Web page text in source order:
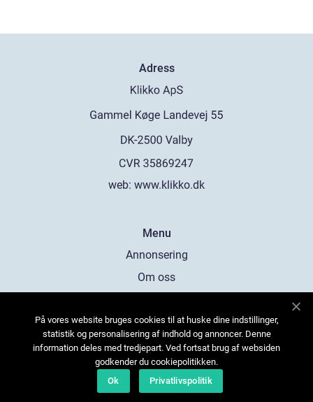
Adress
web: www.klikko.dk
Menu
Annonsering
Om oss
Kontakta oss
Sitemap
På vores website bruges cookies til at huske dine indstillinger,
statistik og personalisering af indhold og annoncer. Denne
information deles med tredjepart. Ved fortsat brug af websiden
godkender du cookiepolitikken.
Ok
Privatlivspolitik